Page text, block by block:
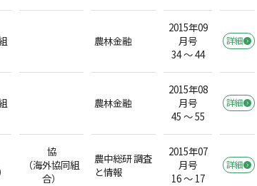
農林金融
2015年09
月号
34 ～ 44
詳細
農林金融
2015年08
月号
45 ～ 55
詳細
協
（海外協同組
合）
農中総研 調査
と情報
2015年07
月号
16 ～ 17
詳細